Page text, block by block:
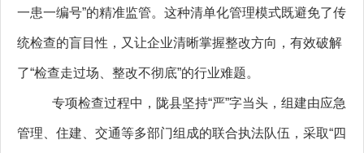
一患一编号”的精准监管。这种清单化管理模式既避免了传
统检查的盲目性，又让企业清晰掌握整改方向，有效破解
了“检查走过场、整改不彻底”的行业难题。
专项检查过程中，陇县坚持“严”字当头，组建由应急
管理、住建、交通等多部门组成的联合执法队伍，采取“四